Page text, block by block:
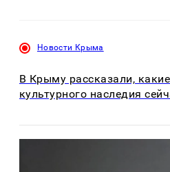
Новости Крыма
В Крыму рассказали,
культурного наследия